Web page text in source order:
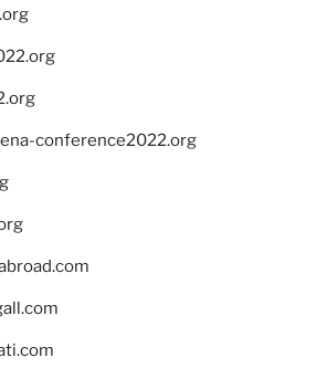
conference2022.org